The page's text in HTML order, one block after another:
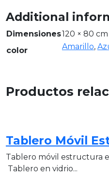
Additional
Dimensiones120 × 80 cm
color
Amarillo,
Productos
Tablero Móvil
Tablero móvil estructura
Tablero en vidrio...